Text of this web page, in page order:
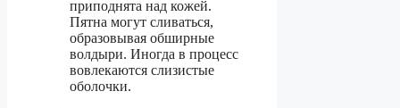
приподнята над кожей.
Пятна могут сливаться,
образовывая обширные
волдыри. Иногда в процесс
вовлекаются слизистые
оболочки.